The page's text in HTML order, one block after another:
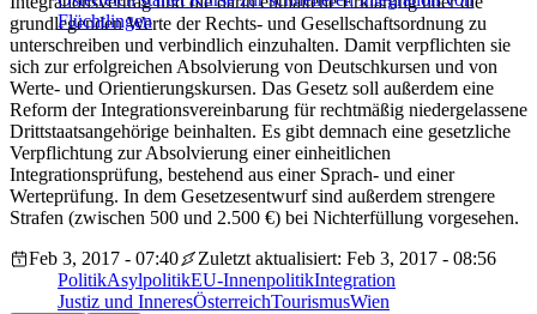
Flüchtlingen
grundlegenden Werte der Rechts- und Gesellschaftsordnung zu
unterschreiben und verbindlich einzuhalten. Damit verpflichten sie
sich zur erfolgreichen Absolvierung von Deutschkursen und von
Werte- und Orientierungskursen. Das Gesetz soll außerdem eine
Reform der Integrationsvereinbarung für rechtmäßig niedergelassene
Drittstaatsangehörige beinhalten. Es gibt demnach eine gesetzliche
Verpflichtung zur Absolvierung einer einheitlichen
Integrationsprüfung, bestehend aus einer Sprach- und einer
Werteprüfung. In dem Gesetzesentwurf sind außerdem strengere
Strafen (zwischen 500 und 2.500 €) bei Nichterfüllung vorgesehen.
Feb 3, 2017 - 07:40
Zuletzt aktualisiert: Feb 3, 2017 - 08:56
PolitikAsylpolitikEU-InnenpolitikIntegration
Justiz und InneresÖsterreichTourismusWien